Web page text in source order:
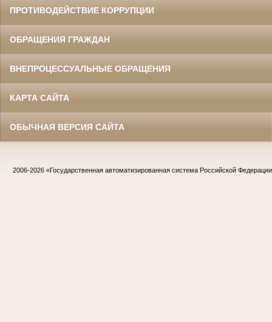
ПРОТИВОДЕЙСТВИЕ КОРРУПЦИИ
ОБРАЩЕНИЯ ГРАЖДАН
ВНЕПРОЦЕССУАЛЬНЫЕ ОБРАЩЕНИЯ
КАРТА САЙТА
ОБЫЧНАЯ ВЕРСИЯ САЙТА
2006-2026 «Государственная автоматизированная система Российской